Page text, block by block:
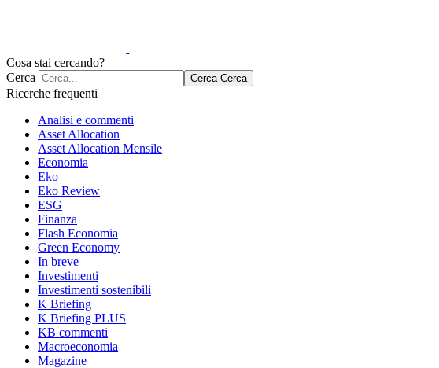
Cosa stai cercando?
Cerca
Cerca Cerca
Ricerche frequenti
Analisi e commenti
Asset Allocation
Asset Allocation Mensile
Economia
Eko
Eko Review
ESG
Finanza
Flash Economia
Green Economy
In breve
Investimenti
Investimenti sostenibili
K Briefing
K Briefing PLUS
KB commenti
Macroeconomia
Magazine